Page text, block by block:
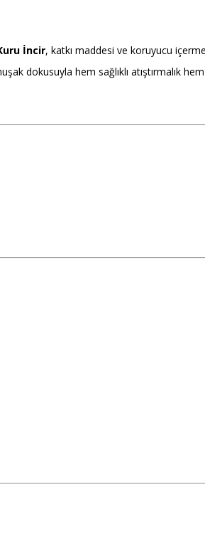
İncir, katkı maddesi ve koruyucu
dokusuyla hem sağlıklı atıştırmalık